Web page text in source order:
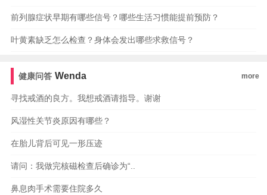
前列腺症状早期有哪些信号？哪些生活习惯能提前预防？
叶黄素缺乏怎么检查？身体会发出哪些求救信号？
健康问答 Wenda more
寻找戒酒的良方。我想戒酒请指导。谢谢
风湿性关节炎原因有哪些？
在胎儿背后可见一形压迹
请问：我做完核磁检查后确诊为“..
鼻息肉手术需要住院多久